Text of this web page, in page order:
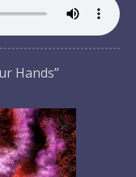
Hands”